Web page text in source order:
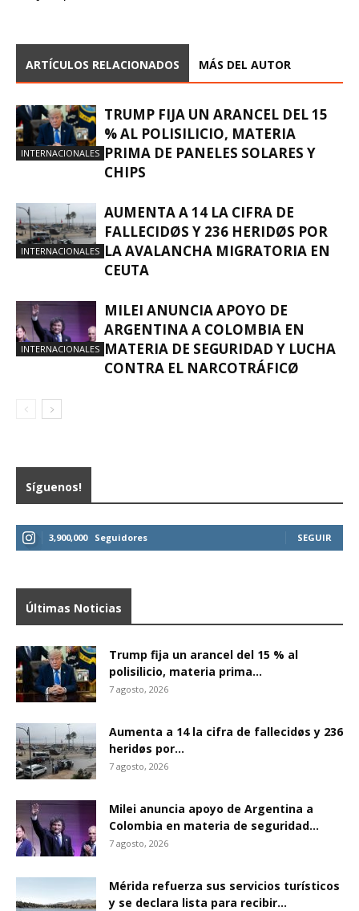
ARTÍCULOS RELACIONADOS MÁS DEL AUTOR
INTERNACIONALES
TRUMP FIJA UN ARANCEL DEL 15
% AL POLISILICIO, MATERIA
PRIMA DE PANELES SOLARES Y
CHIPS
INTERNACIONALES
AUMENTA A 14 LA CIFRA DE
FALLECIDØS Y 236 HERIDØS POR
LA AVALANCHA MIGRATORIA EN
CEUTA
INTERNACIONALES
MILEI ANUNCIA APOYO DE
ARGENTINA A COLOMBIA EN
MATERIA DE SEGURIDAD Y LUCHA
CONTRA EL NARCOTRÁFICØ
Síguenos!
3,900,000 Seguidores SEGUIR
Últimas Noticias
Trump fija un arancel del 15 % al
polisilicio, materia prima...
7 agosto, 2026
Aumenta a 14 la cifra de fallecidøs y 236
heridøs por...
7 agosto, 2026
Milei anuncia apoyo de Argentina a
Colombia en materia de seguridad...
7 agosto, 2026
Mérida refuerza sus servicios turísticos
y se declara lista para recibir...